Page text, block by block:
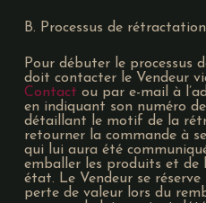
B. Processus de rétractation
Pour débuter le processus
doit contacter le Vendeur
Contact ou par e-mail à
en indiquant son numéro
détaillant le motif de la
retourner la commande à
qui lui aura été
emballer les produits et
état. Le Vendeur se
perte de valeur lors du